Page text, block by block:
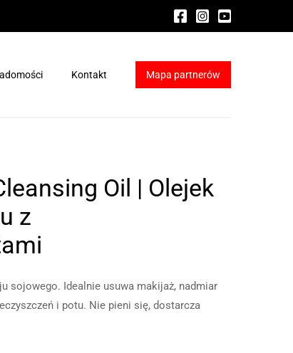
Kontakt Mapa partnerów
Oil | Olejek
z
sojowego. Idealnie usuwa makijaż, nadmiar
i potu. Nie pieni się, dostarcza